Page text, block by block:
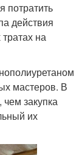
потратить
действия
на
мастеров. В
закупка
их